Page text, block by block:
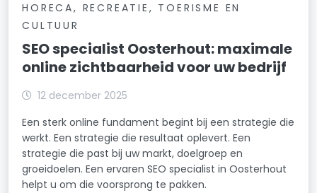
HORECA, RECREATIE, TOERISME EN
CULTUUR
SEO specialist Oosterhout: maximale
online zichtbaarheid voor uw bedrijf
12 december 2025
Een sterk online fundament begint bij een strategie die
werkt. Een strategie die resultaat oplevert. Een
strategie die past bij uw markt, doelgroep en
groeidoelen. Een ervaren SEO specialist in Oosterhout
helpt u om die voorsprong te pakken.